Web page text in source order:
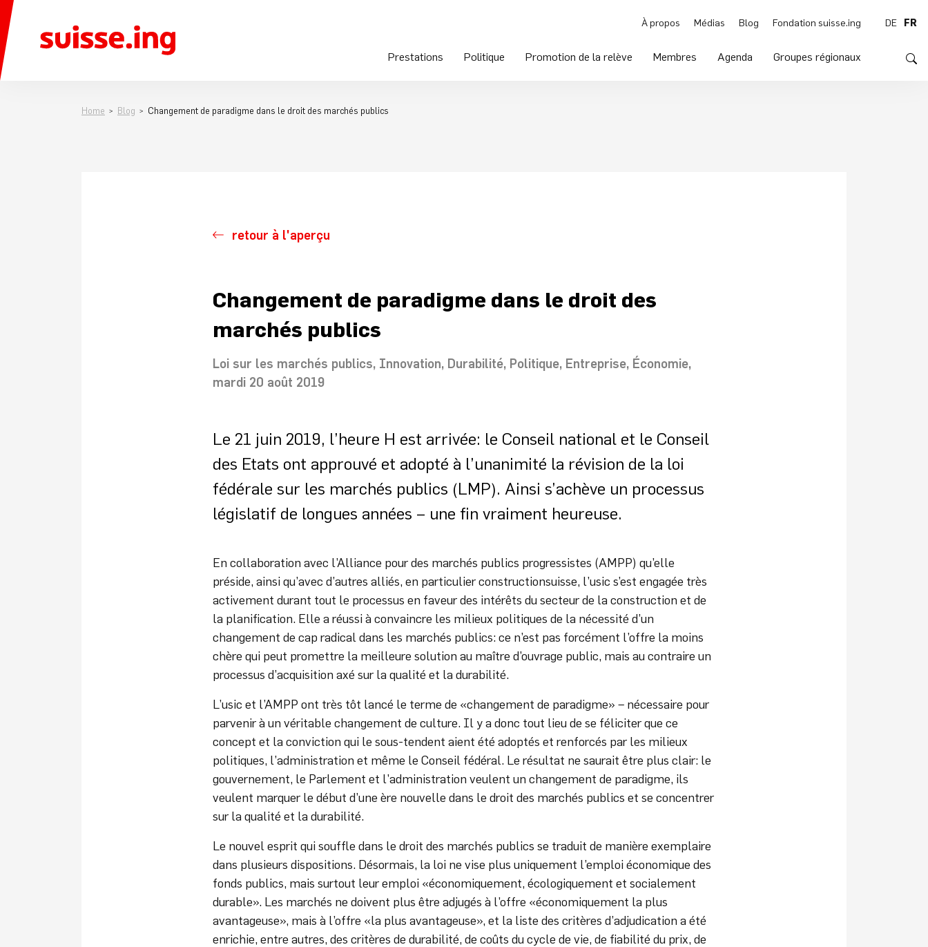
Prestations Politique Promotion de la relève Membres Agenda Groupes régionaux
À propos Médias Blog Fondation suisse.ing DE FR
Home Blog Changement de paradigme dans le droit des marchés publics
retour à l'aperçu
Changement de paradigme dans le droit des
marchés publics
Loi sur les marchés publics Innovation Durabilité Politique Entreprise Économie
mardi 20 août 2019
Le 21 juin 2019, l’heure H est arrivée: le Conseil national et le Conseil
des Etats ont approuvé et adopté à l’unanimité la révision de la loi
fédérale sur les marchés publics (LMP). Ainsi s’achève un processus
législatif de longues années – une fin vraiment heureuse.
En collaboration avec l’Alliance pour des marchés publics progressistes (AMPP) qu’elle
préside, ainsi qu’avec d’autres alliés, en particulier constructionsuisse, l’usic s’est engagée très
activement durant tout le processus en faveur des intérêts du secteur de la construction et de
la planification. Elle a réussi à convaincre les milieux politiques de la nécessité d’un
changement de cap radical dans les marchés publics: ce n’est pas forcément l’offre la moins
chère qui peut promettre la meilleure solution au maître d’ouvrage public, mais au contraire un
processus d’acquisition axé sur la qualité et la durabilité.
L’usic et l’AMPP ont très tôt lancé le terme de «changement de paradigme» – nécessaire pour
parvenir à un véritable changement de culture. Il y a donc tout lieu de se féliciter que ce
concept et la conviction qui le sous-tendent aient été adoptés et renforcés par les milieux
politiques, l’administration et même le Conseil fédéral. Le résultat ne saurait être plus clair: le
gouvernement, le Parlement et l’administration veulent un changement de paradigme, ils
veulent marquer le début d’une ère nouvelle dans le droit des marchés publics et se concentrer
sur la qualité et la durabilité.
Le nouvel esprit qui souffle dans le droit des marchés publics se traduit de manière exemplaire
dans plusieurs dispositions. Désormais, la loi ne vise plus uniquement l’emploi économique des
fonds publics, mais surtout leur emploi «économiquement, écologiquement et socialement
durable». Les marchés ne doivent plus être adjugés à l’offre «économiquement la plus
avantageuse», mais à l’offre «la plus avantageuse», et la liste des critères d’adjudication a été
enrichie, entre autres, des critères de durabilité, de coûts du cycle de vie, de fiabilité du prix, de